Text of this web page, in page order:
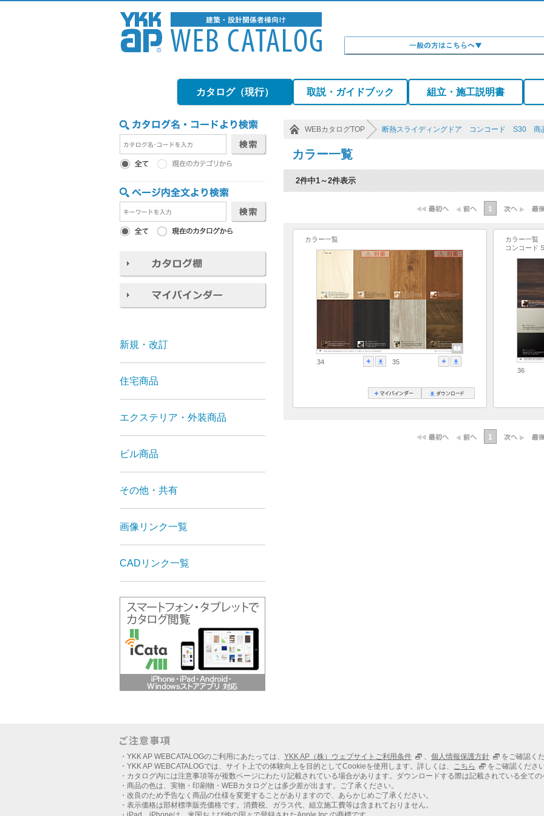
カタログ（現行） 取説・ガイドブック 組立・施工説明書
WEBカタログTOP 断熱スライディングドア コンコード S30 商
カラー一覧
2件中1～2件表示
1
カラー一覧
34 35
カラー一覧
コンコード
36
1
新規・改訂
住宅商品
エクステリア・外装商品
ビル商品
その他・共有
画像リンク一覧
CADリンク一覧
・YKK AP WEBCATALOGのご利用にあたっては、 YKK AP（株）ウェブサイトご利用条件 、 個人情報保護方針
をご確認く
・YKK AP WEBCATALOGでは、サイト上での体験向上を目的としてCookieを使用します。詳しくは、 こちら
をご確認くださ
・カタログ内には注意事項等が複数ページにわたり記載されている場合があります。ダウンロードする際は記載されている全て
・商品の色は、実物・印刷物・WEBカタログとは多少差が出ます。ご了承ください。
・改良のため予告なく商品の仕様を変更することがありますので、あらかじめご了承ください。
・表示価格は部材標準販売価格です。消費税、ガラス代、組立施工費等は含まれておりません。